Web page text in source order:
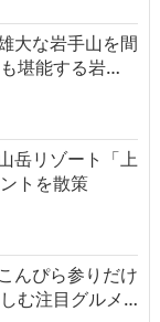
大な岩手山を間
堪能する岩…
岳リゾート「上
トを散策
んぴら参りだけ
む注目グルメ…